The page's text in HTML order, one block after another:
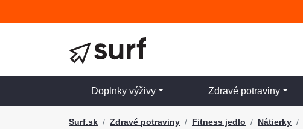
Doplnky výživy Zdravé potraviny
Surf.sk Zdravé potraviny Fitness jedlo Nátierky